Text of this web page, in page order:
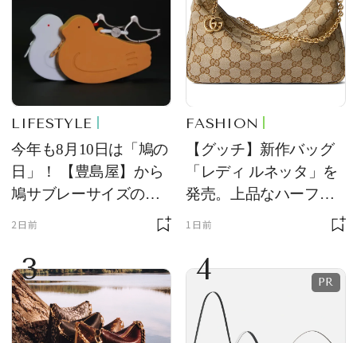
LIFESTYLE
今年も8月10日は「鳩の
日」！ 【豊島屋】から
鳩サブレーサイズのポ
ーチ「はとっこ」を限
2日前
FASHION
【グッチ】新作バッグ
「レディ ルネッタ」を
発売。上品なハーフム
ーン型がスタイリング
1日前
3 4